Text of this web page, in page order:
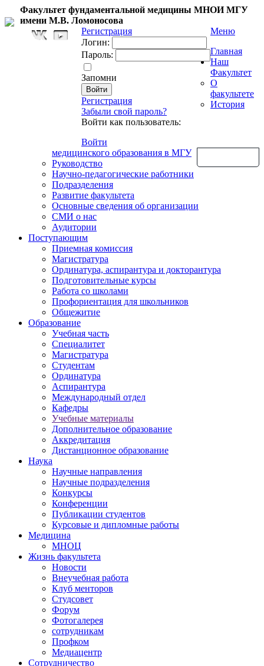
Факультет фундаментальной медицины МНОИ МГУ
имени М.В. Ломоносова
Регистрация
Логин:
Пароль:
Запомни
Регистрация
Забыли свой пароль?
Войти как пользователь:
Войти
Меню
Главная
Наш
Факультет
О
факультете
История
медицинского образования в МГУ
Руководство
Научно-педагогические работники
Подразделения
Развитие факультета
Основные сведения об организации
СМИ о нас
Аудитории
Поступающим
Приемная комиссия
Магистратура
Ординатура, аспирантура и докторантура
Подготовительные курсы
Работа со школами
Профориентация для школьников
Общежитие
Образование
Учебная часть
Специалитет
Магистратура
Студентам
Ординатура
Аспирантура
Международный отдел
Кафедры
Учебные материалы
Дополнительное образование
Аккредитация
Дистанционное образование
Наука
Научные направления
Научные подразделения
Конкурсы
Конференции
Публикации студентов
Курсовые и дипломные работы
Медицина
МНОЦ
Жизнь факультета
Новости
Внеучебная работа
Клуб менторов
Студсовет
Форум
Фотогалерея
сотрудникам
Профком
Медиацентр
Сотрудничество